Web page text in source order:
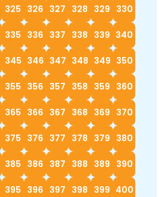
325 326 327 328 329 330
335 336 337 338 339 340
345 346 347 348 349 350
355 356 357 358 359 360
365 366 367 368 369 370
375 376 377 378 379 380
385 386 387 388 389 390
395 396 397 398 399 400